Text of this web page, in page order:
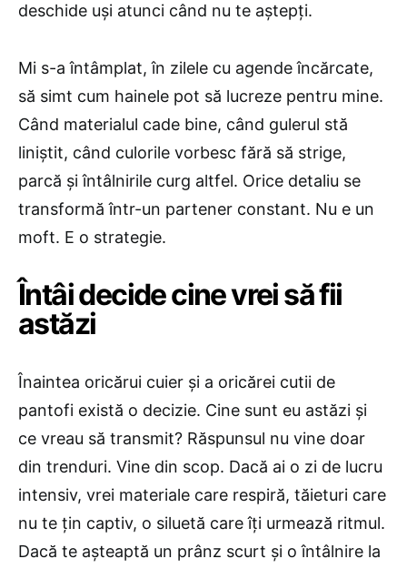
deschide uși atunci când nu te aștepți.
Mi s-a întâmplat, în zilele cu agende încărcate,
să simt cum hainele pot să lucreze pentru mine.
Când materialul cade bine, când gulerul stă
liniștit, când culorile vorbesc fără să strige,
parcă și întâlnirile curg altfel. Orice detaliu se
transformă într-un partener constant. Nu e un
moft. E o strategie.
Întâi decide cine vrei să fii
astăzi
Înaintea oricărui cuier și a oricărei cutii de
pantofi există o decizie. Cine sunt eu astăzi și
ce vreau să transmit? Răspunsul nu vine doar
din trenduri. Vine din scop. Dacă ai o zi de lucru
intensiv, vrei materiale care respiră, tăieturi care
nu te țin captiv, o siluetă care îți urmează ritmul.
Dacă te așteaptă un prânz scurt și o întâlnire la